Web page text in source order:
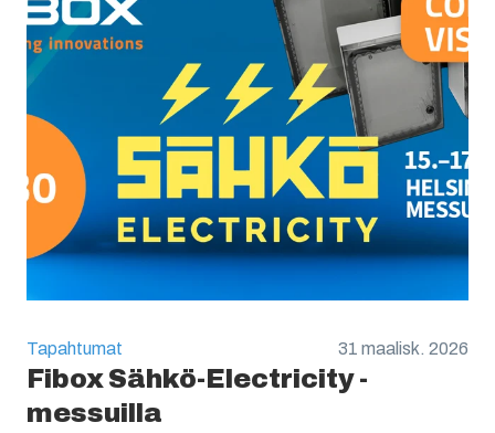
Tapahtumat 31 maalisk. 2026
Fibox Sähkö-Electricity -
messuilla